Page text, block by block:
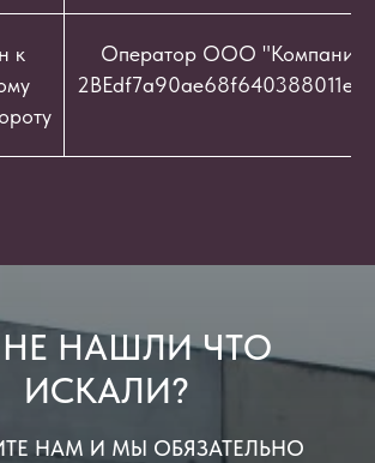
к
Оператор ООО "Компания
НАШЛИ ЧТО
ИСКАЛИ?
НАМ И МЫ ОБЯЗАТЕЛЬНО